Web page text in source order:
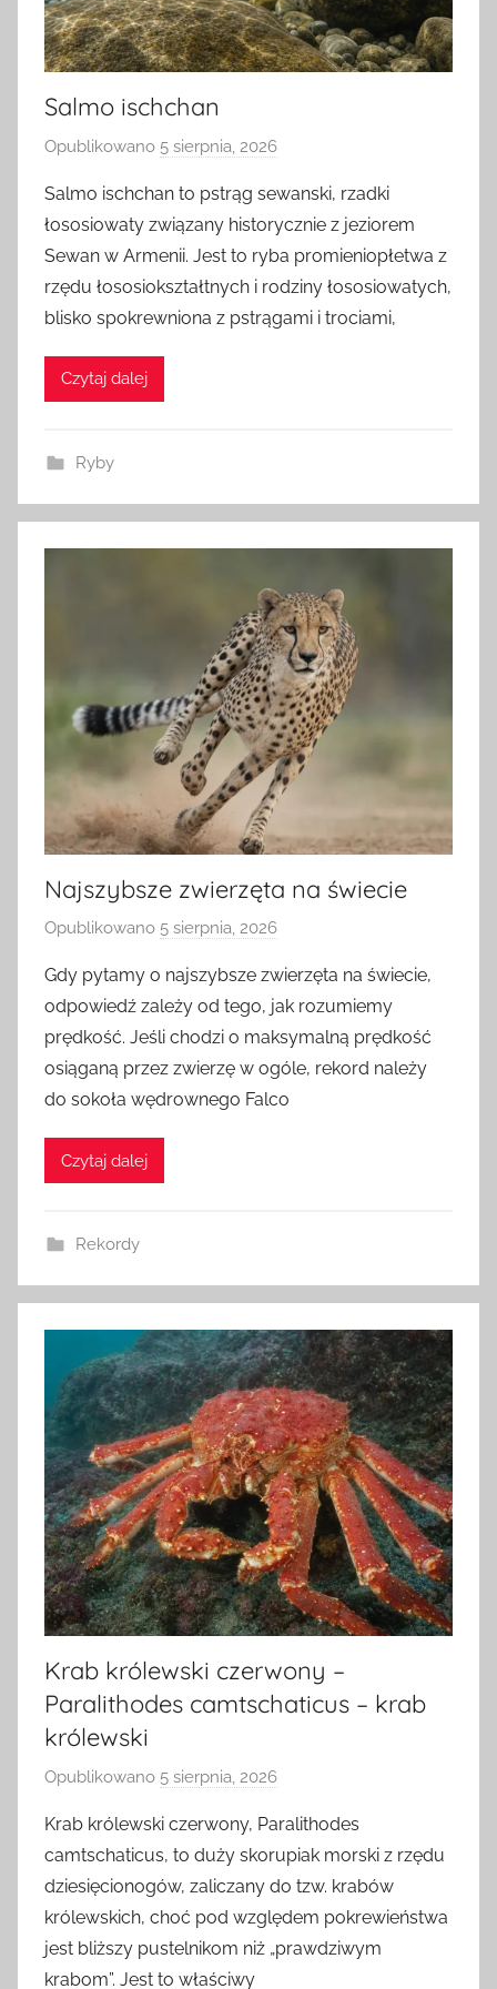
Salmo ischchan
Opublikowano 5 sierpnia, 2026
z
e
z
a
d
Salmo ischchan to pstrąg sewanski, rzadki
łososiowaty związany historycznie z jeziorem
Sewan w Armenii. Jest to ryba promieniopłetwa z
rzędu łososiokształtnych i rodziny łososiowatych,
blisko spokrewniona z pstrągami i trociami,
Czytaj dalej
Ryby
Najszybsze zwierzęta na świecie
Opublikowano 5 sierpnia, 2026
z
e
z
a
d
Gdy pytamy o najszybsze zwierzęta na świecie,
odpowiedź zależy od tego, jak rozumiemy
prędkość. Jeśli chodzi o maksymalną prędkość
osiąganą przez zwierzę w ogóle, rekord należy
do sokoła wędrownego Falco
Czytaj dalej
Rekordy
Krab królewski czerwony –
Paralithodes camtschaticus – krab
królewski
Opublikowano 5 sierpnia, 2026
z
e
z
a
d
Krab królewski czerwony, Paralithodes
camtschaticus, to duży skorupiak morski z rzędu
dziesięcionogów, zaliczany do tzw. krabów
królewskich, choć pod względem pokrewieństwa
jest bliższy pustelnikom niż „prawdziwym
krabom”. Jest to właściwy